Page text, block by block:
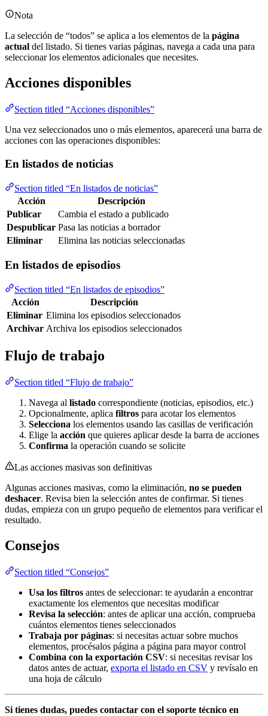
Nota
La selección de “todos” se aplica a los elementos de la página
actual del listado. Si tienes varias páginas, navega a cada una para
seleccionar los elementos adicionales que necesites.
Acciones disponibles
Section titled “Acciones disponibles”
Una vez seleccionados uno o más elementos, aparecerá una barra de
acciones con las operaciones disponibles:
En listados de noticias
Section titled “En listados de noticias”
Acción
Descripción
Publicar
Cambia el estado a publicado
Despublicar Pasa las noticias a borrador
Eliminar
Elimina las noticias seleccionadas
En listados de episodios
Section titled “En listados de episodios”
Acción
Descripción
Eliminar Elimina los episodios seleccionados
Archivar Archiva los episodios seleccionados
Flujo de trabajo
Section titled “Flujo de trabajo”
Navega al listado correspondiente (noticias, episodios, etc.)
Opcionalmente, aplica filtros para acotar los elementos
Selecciona los elementos usando las casillas de verificación
Elige la acción que quieres aplicar desde la barra de acciones
Confirma la operación cuando se solicite
Las acciones masivas son definitivas
Algunas acciones masivas, como la eliminación, no se pueden
deshacer. Revisa bien la selección antes de confirmar. Si tienes
dudas, empieza con un grupo pequeño de elementos para verificar el
resultado.
Consejos
Section titled “Consejos”
Usa los filtros antes de seleccionar: te ayudarán a encontrar
exactamente los elementos que necesitas modificar
Revisa la selección: antes de aplicar una acción, comprueba
cuántos elementos tienes seleccionados
Trabaja por páginas: si necesitas actuar sobre muchos
elementos, procésalos página a página para mayor control
Combina con la exportación CSV: si necesitas revisar los
datos antes de actuar, exporta el listado en CSV y revísalo en
una hoja de cálculo
Si tienes dudas, puedes contactar con el soporte técnico en